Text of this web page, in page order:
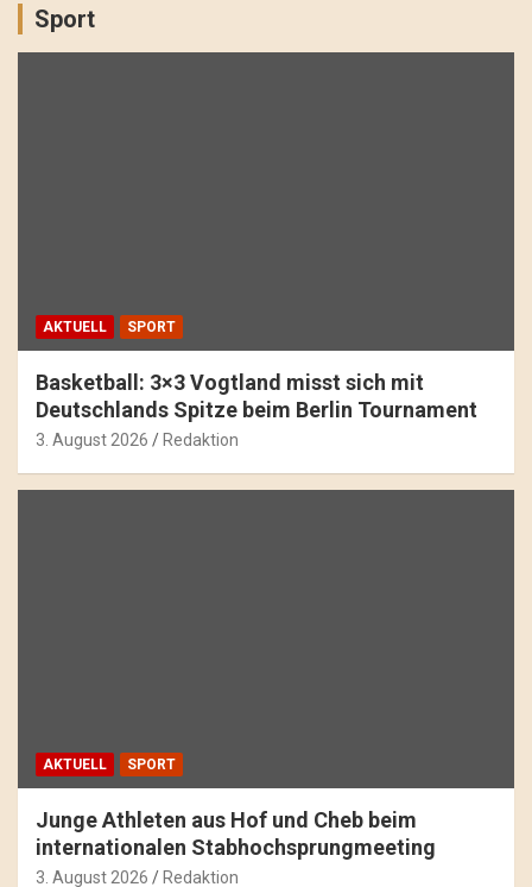
Sport
AKTUELL SPORT
Basketball: 3×3 Vogtland misst sich mit
Deutschlands Spitze beim Berlin Tournament
3. August 2026 Redaktion
AKTUELL SPORT
Junge Athleten aus Hof und Cheb beim
internationalen Stabhochsprungmeeting
3. August 2026 Redaktion